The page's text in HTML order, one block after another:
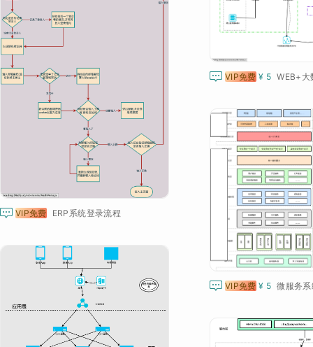
 VIP免费 ¥ 5 WEB+大
 VIP免费 ERP系统登录流程
 VIP免费 ¥ 5 微服务